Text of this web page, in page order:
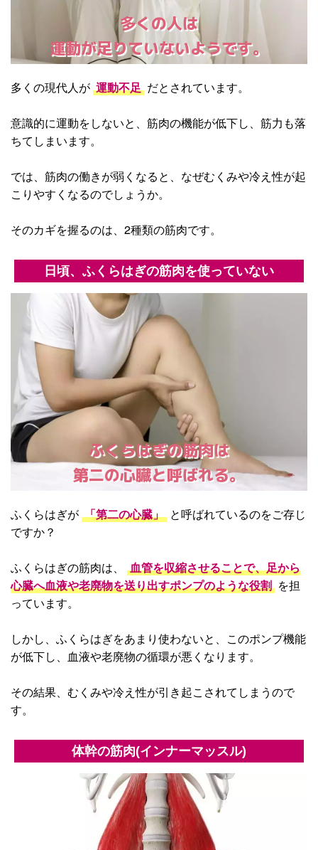
多くの人は
運動が足りていないようです。
多くの現代人が 運動不足 だとされています。
意識的に運動をしないと、筋肉の機能が低下し、筋力も落
ちてしまいます。
では、筋肉の働きが弱くなると、なぜむくみや冷え性が起
こりやすくなるのでしょうか。
そのカギを握るのは、2種類の筋肉です。
日頃、ふくらはぎの筋肉を使っていない
ふくらはぎの筋肉は
第二の心臓と呼ばれる。
ふくらはぎが 「第二の心臓」 と呼ばれているのをご存じ
ですか？
ふくらはぎの筋肉は、
血管を収縮させることで、足から
心臓へ血液や老廃物を送り出すポンプのような役割 を担
っています。
しかし、ふくらはぎをあまり使わないと、このポンプ機能
が低下し、血液や老廃物の循環が悪くなります。
その結果、むくみや冷え性が引き起こされてしまうので
す。
体幹の筋肉(インナーマッスル)